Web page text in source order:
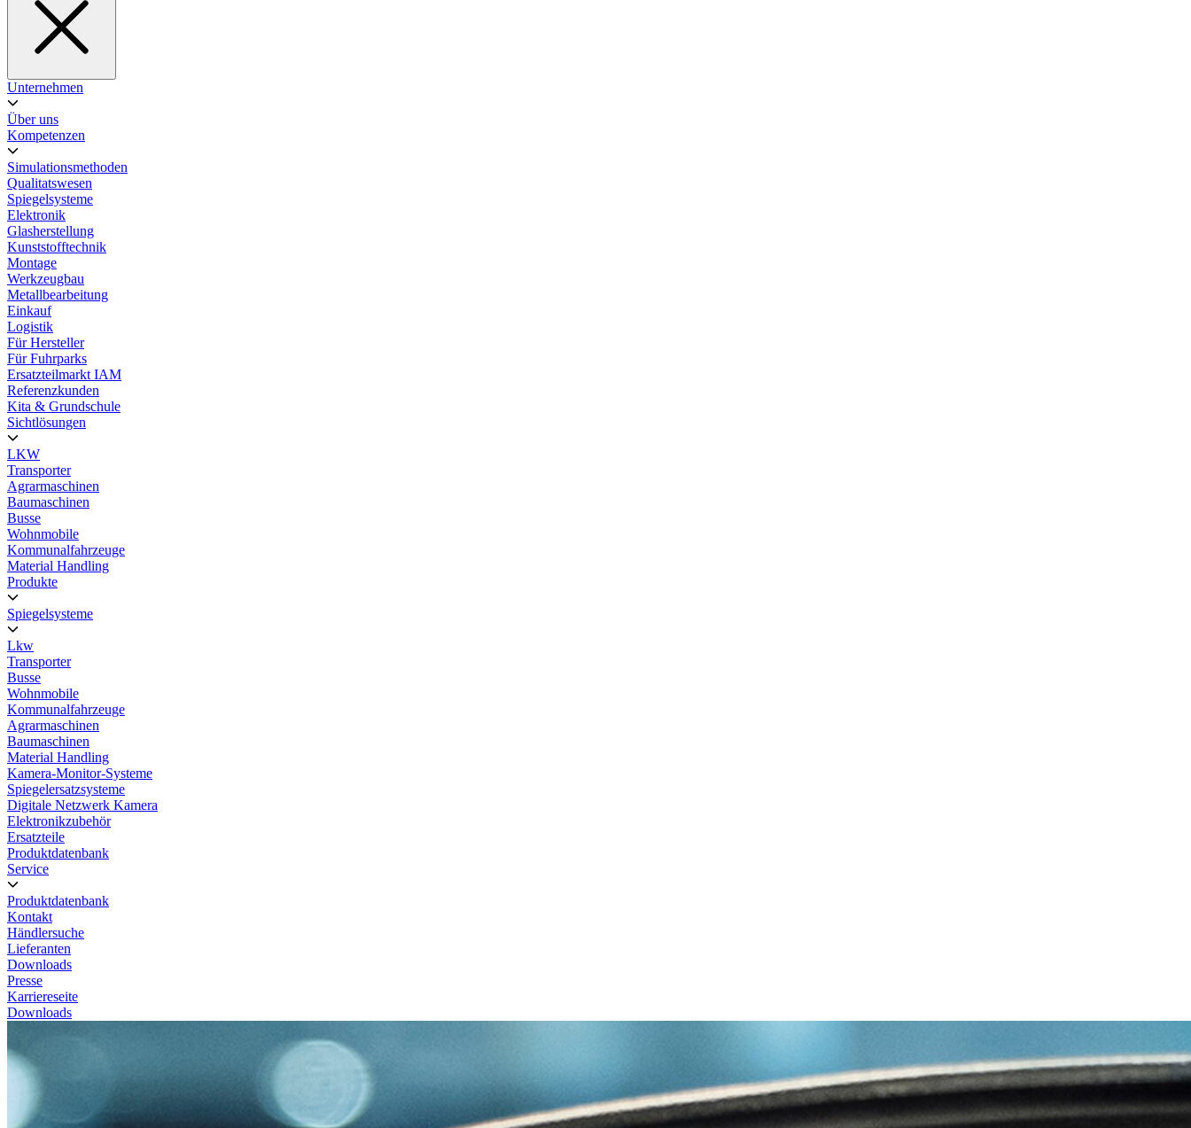
Unternehmen
Über uns
Kompetenzen
Simulationsmethoden
Qualitatswesen
Spiegelsysteme
Elektronik
Glasherstellung
Kunststofftechnik
Montage
Werkzeugbau
Metallbearbeitung
Einkauf
Logistik
Für Hersteller
Für Fuhrparks
Ersatzteilmarkt IAM
Referenzkunden
Kita & Grundschule
Sichtlösungen
LKW
Transporter
Agrarmaschinen
Baumaschinen
Busse
Wohnmobile
Kommunalfahrzeuge
Material Handling
Produkte
Spiegelsysteme
Lkw
Transporter
Busse
Wohnmobile
Kommunalfahrzeuge
Agrarmaschinen
Baumaschinen
Material Handling
Kamera-Monitor-Systeme
Spiegelersatzsysteme
Digitale Netzwerk Kamera
Elektronikzubehör
Ersatzteile
Produktdatenbank
Service
Produktdatenbank
Kontakt
Händlersuche
Lieferanten
Downloads
Presse
Karriereseite
Downloads